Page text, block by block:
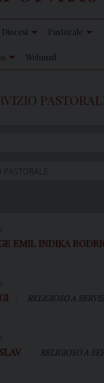
Diocesi Pastorale
Webmail
EMIL INDIKA
RELIGIOSO A
RELIGIOSO A